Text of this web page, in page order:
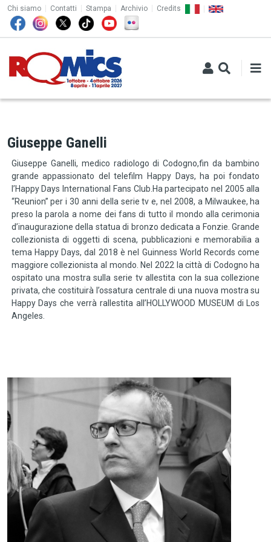
Salta al contenuto principale
TOP MENU
Chi siamo Contatti Stampa Archivio Credits
Giuseppe Ganelli
Giuseppe Ganelli, medico radiologo di Codogno,fin da bambino
grande appassionato del telefilm Happy Days, ha poi fondato
l’Happy Days International Fans Club.Ha partecipato nel 2005 alla
“Reunion” per i 30 anni della serie tv e, nel 2008, a Milwaukee, ha
preso la parola a nome dei fans di tutto il mondo alla cerimonia
d’inaugurazione della statua di bronzo dedicata a Fonzie. Grande
collezionista di oggetti di scena, pubblicazioni e memorabilia a
tema Happy Days, dal 2018 è nel Guinness World Records come
maggiore collezionista al mondo. Nel 2022 la città di Codogno ha
ospitato una mostra sulla serie tv allestita con la sua collezione
privata, che costituirà l’ossatura centrale di una nuova mostra su
Happy Days che verrà rallestita all’HOLLYWOOD MUSEUM di Los
Angeles.